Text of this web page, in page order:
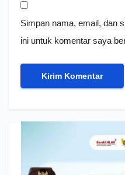
Simpan nama, email, dan
ini untuk komentar saya